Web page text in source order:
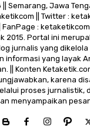
Semarang, Jawa
|| Twitter :
:
2015. Portal ini
jurnalis yang dikelola
informasi yang layak
|| Konten
karena
proses jurnalistik,
menyampaikan